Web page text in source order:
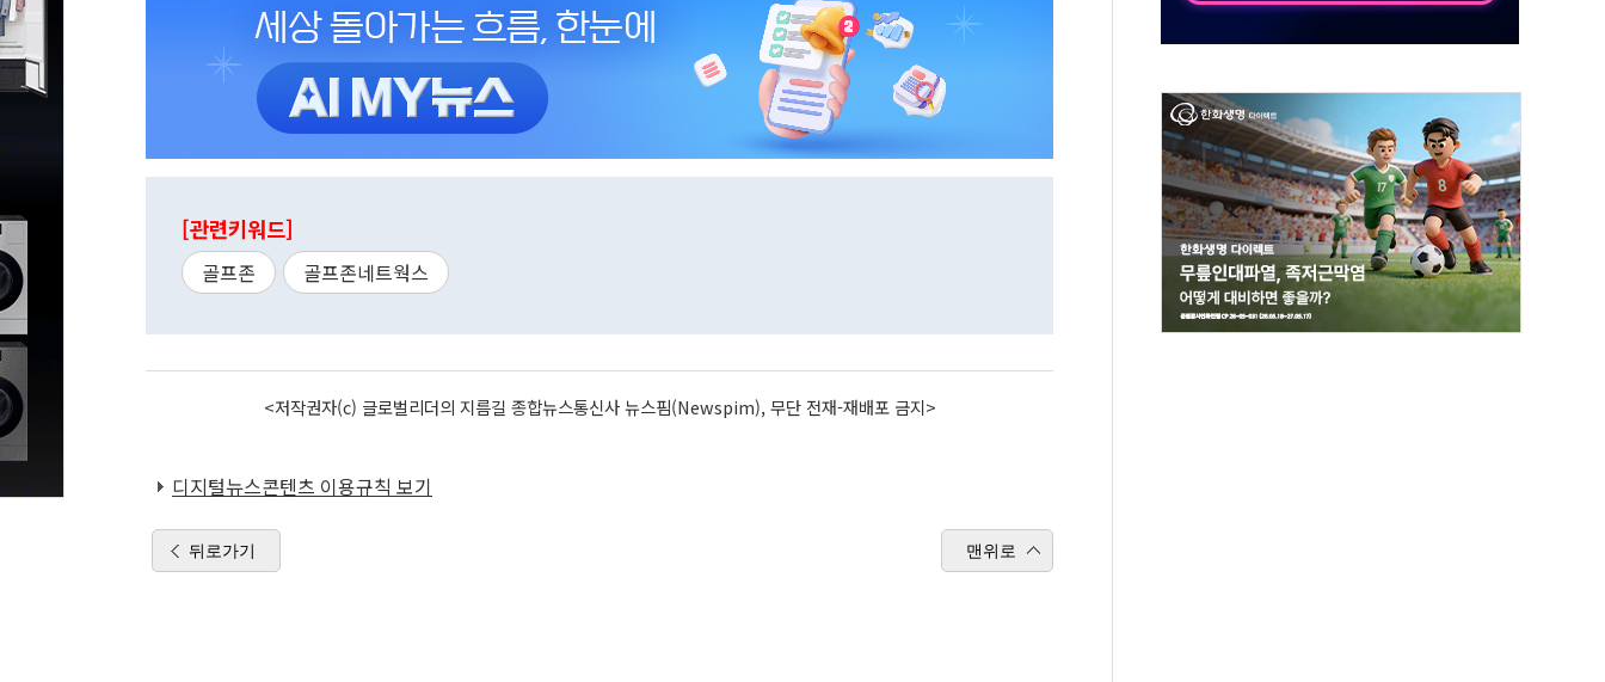
[관련키워드]
골프존 골프존네트웍스
<저작권자(c) 글로벌리더의 지름길 종합뉴스통신사 뉴스핌(Newspim), 무단 전재-재배포 금지>
디지털뉴스콘텐츠 이용규칙 보기
뒤로가기 맨위로